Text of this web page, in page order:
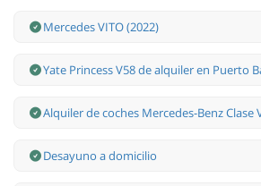
Mercedes VITO (2022)
Yate Princess V58 de alquiler en Puerto
Alquiler de coches Mercedes-Benz Clase
Desayuno a domicilio